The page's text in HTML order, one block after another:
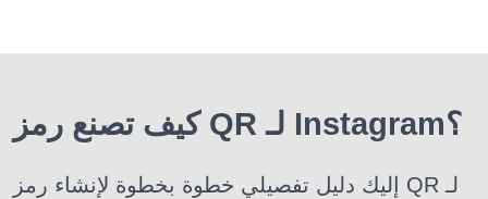
كيف تصنع رمز QR لـ Instagram؟
إليك دليل تفصيلي خطوة بخطوة لإنشاء رمز QR لـ